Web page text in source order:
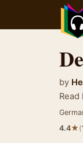
by
Read
4.4★(